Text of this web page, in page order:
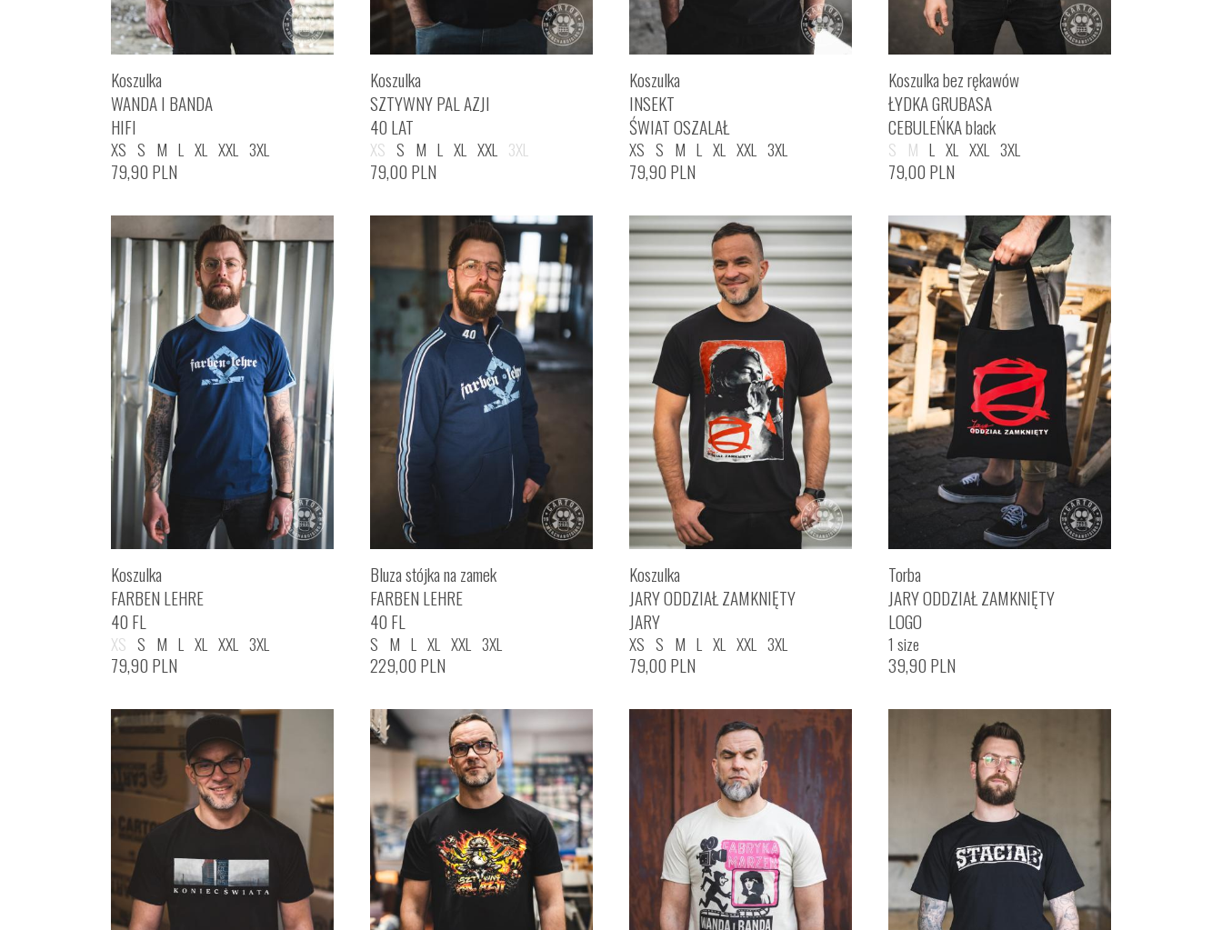
Koszulka
WANDA I BANDA
HIFI
XS S M L XL XXL 3XL
79,90 PLN
Koszulka
SZTYWNY PAL AZJI
40 LAT
XS S M L XL XXL 3XL
79,00 PLN
Koszulka
INSEKT
ŚWIAT OSZALAŁ
XS S M L XL XXL 3XL
79,90 PLN
Koszulka bez rękawów
ŁYDKA GRUBASA
CEBULEŃKA black
S M L XL XXL 3XL
79,00 PLN
Koszulka
FARBEN LEHRE
40 FL
XS S M L XL XXL 3XL
79,90 PLN
Bluza stójka na zamek
FARBEN LEHRE
40 FL
S M L XL XXL 3XL
229,00 PLN
Koszulka
JARY ODDZIAŁ ZAMKNIĘTY
JARY
XS S M L XL XXL 3XL
79,00 PLN
Torba
JARY ODDZIAŁ ZAMKNIĘTY
LOGO
1 size
39,90 PLN